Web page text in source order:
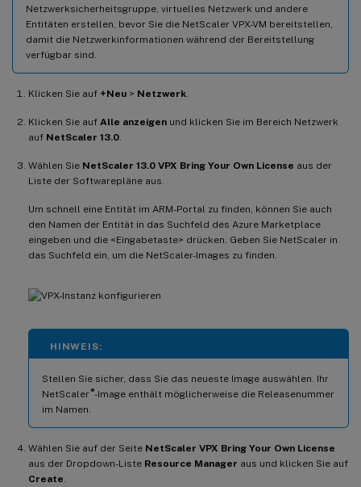
Netzwerksicherheitsgruppe, virtuelles Netzwerk und andere
Entitäten erstellen, bevor Sie die NetScaler VPX-VM bereitstellen,
damit die Netzwerkinformationen während der Bereitstellung
verfügbar sind.
Klicken Sie auf +Neu > Netzwerk
Klicken Sie auf Alle anzeigen und klicken Sie im Bereich Netzwerk
auf NetScaler 13.0
Wählen Sie NetScaler 13.0 VPX Bring Your Own License aus der
Liste der Softwarepläne aus.
Um schnell eine Entität im ARM-Portal zu finden, können Sie auch
den Namen der Entität in das Suchfeld des Azure Marketplace
eingeben und die <Eingabetaste> drücken. Geben Sie NetScaler in
das Suchfeld ein, um die NetScaler-Images zu finden.
HINWEIS:
Stellen Sie sicher, dass Sie das neueste Image auswählen. Ihr
NetScaler ®-Image enthält möglicherweise die Releasenummer
im Namen.
Wählen Sie auf der Seite NetScaler VPX Bring Your Own License
aus der Dropdown-Liste Resource Manager aus und klicken Sie auf
Create